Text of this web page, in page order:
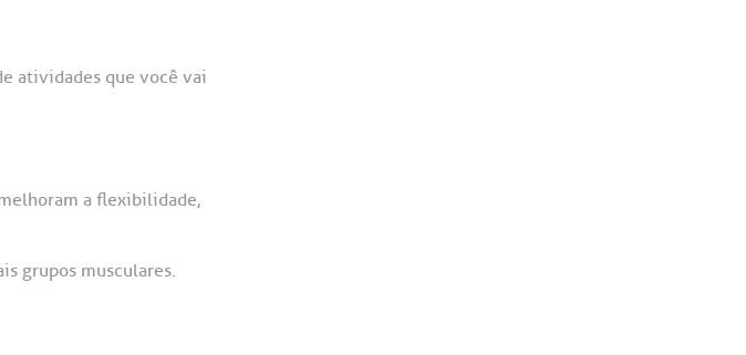
atividades que você vai
a flexibilidade,
grupos musculares.